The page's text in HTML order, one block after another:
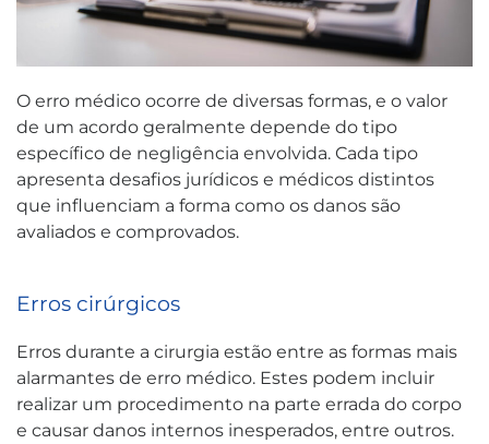
O erro médico ocorre de diversas formas, e o valor
de um acordo geralmente depende do tipo
específico de negligência envolvida. Cada tipo
apresenta desafios jurídicos e médicos distintos
que influenciam a forma como os danos são
avaliados e comprovados.
Erros cirúrgicos
Erros durante a cirurgia estão entre as formas mais
alarmantes de erro médico. Estes podem incluir
realizar um procedimento na parte errada do corpo
e causar danos internos inesperados, entre outros.